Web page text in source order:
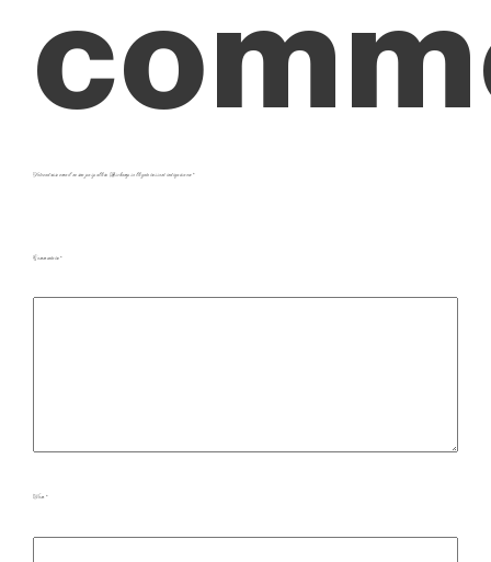
Votre adresse e-mail ne sera pas publiée. Les champs obligatoires sont indiqués avec*
Commentaire*
Nom *